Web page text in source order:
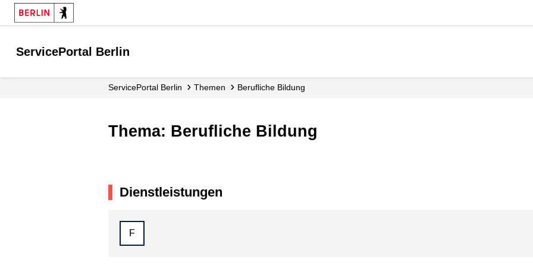
ServicePortal Berlin
ServicePortal Berlin Themen Berufliche Bildung
Thema: Berufliche Bildung
Dienstleistungen
F